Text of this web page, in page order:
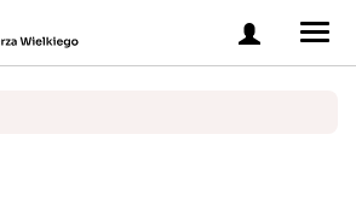
Zaloguj
się